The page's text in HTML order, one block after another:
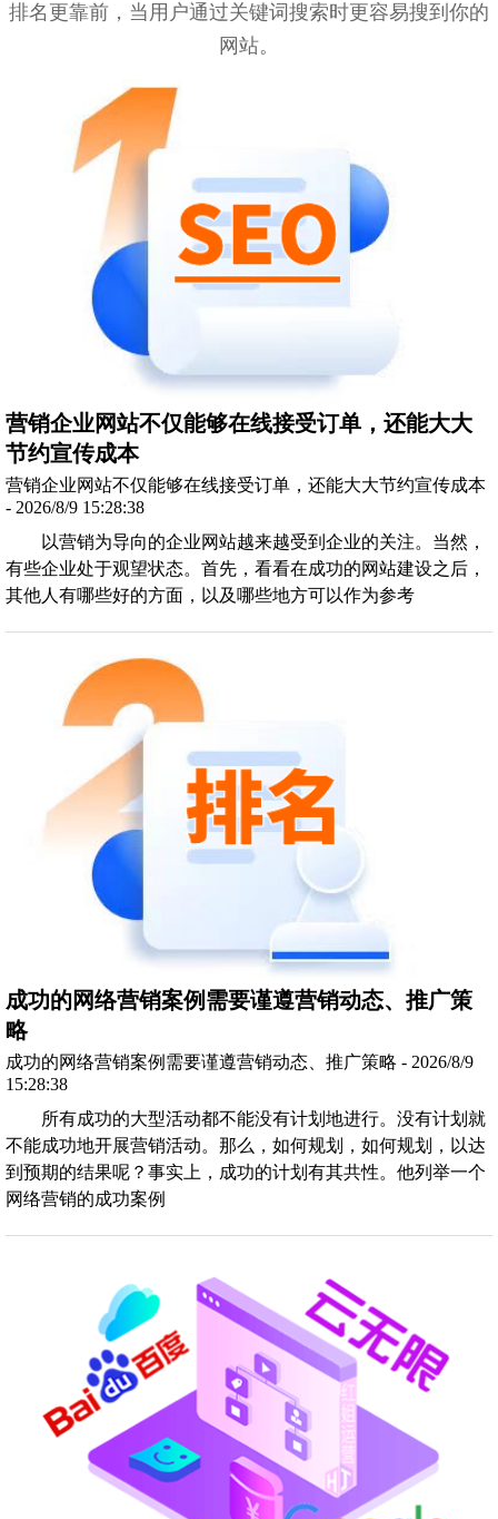
排名更靠前，当用户通过关键词搜索时更容易搜到你的
网站。
营销企业网站不仅能够在线接受订单，还能大大
节约宣传成本
营销企业网站不仅能够在线接受订单，还能大大节约宣传成本
- 2026/8/9 15:28:38
以营销为导向的企业网站越来越受到企业的关注。当然，
有些企业处于观望状态。首先，看看在成功的网站建设之后，
其他人有哪些好的方面，以及哪些地方可以作为参考
成功的网络营销案例需要谨遵营销动态、推广策
略
成功的网络营销案例需要谨遵营销动态、推广策略 - 2026/8/9
15:28:38
所有成功的大型活动都不能没有计划地进行。没有计划就
不能成功地开展营销活动。那么，如何规划，如何规划，以达
到预期的结果呢？事实上，成功的计划有其共性。他列举一个
网络营销的成功案例